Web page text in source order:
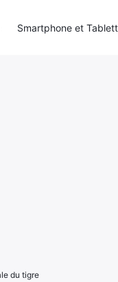
du tigre
Smartphone et